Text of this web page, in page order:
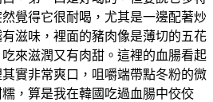
覺得它很耐喝，尤其是一邊配著炒
滋味，裡面的豬肉像是薄切的五花
來滋潤又有肉甜。這裡的血腸看起
實非常爽口，咀嚼端帶點冬粉的微
，算是我在韓國吃過血腸中佼佼